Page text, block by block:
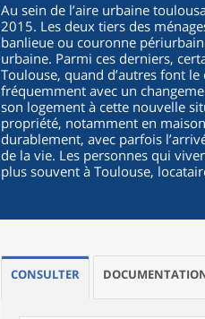
Au sein de l’aire urbaine
2015. Les deux tiers des
banlieue ou couronne
urbaine. Parmi ces derniers,
Toulouse, quand d’autres font
fréquemment avec un
son logement à cette nouvelle
propriété, notamment en
durablement, avec parfois
de la vie. Les personnes qui
plus souvent à Toulouse,
CONSULTER